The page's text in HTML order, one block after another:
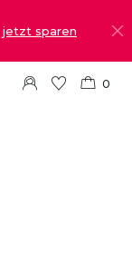
jetzt sparen
0